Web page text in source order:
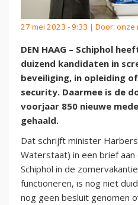
27 mei 2023 - 9:33 | Door: onze
DEN HAAG – Schiphol
duizend kandidaten in
beveiliging, in opleiding
security. Daarmee is de
voorjaar 850 nieuwe
gehaald.
Dat schrijft minister
Waterstaat) in een brief
Schiphol in de
functioneren, is nog niet
nog geen besluit genomen